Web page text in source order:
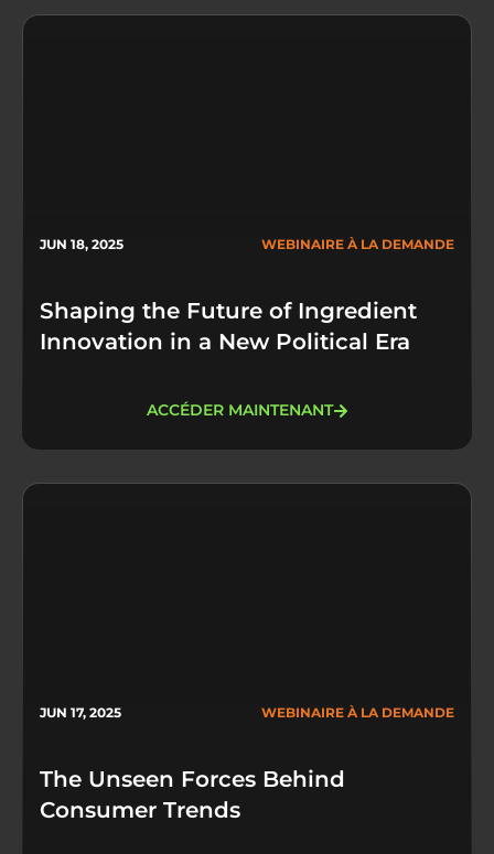
JUN 18, 2025 WEBINAIRE À LA DEMANDE
Shaping the Future of Ingredient
Innovation in a New Political Era
ACCÉDER MAINTENANT
JUN 17, 2025 WEBINAIRE À LA DEMANDE
The Unseen Forces Behind
Consumer Trends